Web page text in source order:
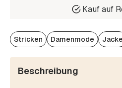
Kauf auf
Stricken Damenmode Jacke
Beschreibung